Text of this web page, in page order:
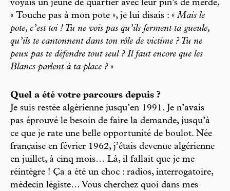
voyais un jeune de quartier avec leur pin’s de merde,
« Touche pas à mon pote », je lui disais : «Mais le
pote, c’est toi ! Tu ne vois pas qu’ils ferment ta gueule,
qu’ils te cantonnent dans ton rôle de victime ? Tu ne
peux pas te défendre tout seul ? Il faut encore que les
Blancs parlent à ta place ?»
Quel a été votre parcours depuis ?
Je suis restée algérienne jusqu’en 1991. Je n’avais
pas éprouvé le besoin de faire la demande, jusqu’à
ce que je rate une belle opportunité de boulot. Née
française en février 1962, j’étais devenue algérienne
en juillet, à cinq mois… Là, il fallait que je me
réintègre ! Ça a été un choc : radios, interrogatoire,
médecin légiste… Vous cherchez quoi dans mes